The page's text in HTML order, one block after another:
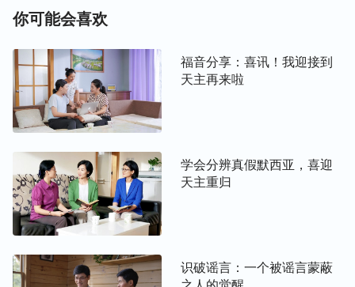
了一会儿，我听见我妈跟那两个弟兄说：“等会你们
俩就不要去帮忙打核桃了，你们就在家跟我二女儿好
好交通交通。”一听这话，我就紧张起来，心想：这
下子完了，吊瓶挂上想跑都跑不了了，不听也不行
了，这可咋办呀？我只有在心里不停地向主
“主呀！我不知道该怎么办，我害怕他们讲的道不对
不敢听，但我又躲避不了，求你加给我一颗清明的
心，让我不受迷惑……”就这样，我在心里一遍遍地
向主祷告。两个弟兄有几次都想给我交通，但每次当
他们看我时，我就假装睡着了，直到最后我看实在是
他们的交通。
你可能会喜欢
福音分享：喜讯！我迎接到
天主再来啦
学会分辨真假默西亚，喜迎
天主重归
识破谣言：一个被谣言蒙蔽